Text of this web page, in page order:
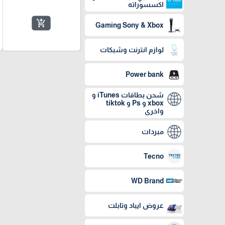
اكسسوراته
Gaming Sony & Xbox
لوازم انترنت وشبكات
Power bank
شحن بطاقات iTunes و
xbox و Ps و tiktok
واخرى
مبردات
Tecno
WD Brand
عروض ايباد وتابلت
add_shopping_cart